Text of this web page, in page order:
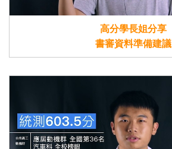
高分學長姐分享
書審資料準備建議